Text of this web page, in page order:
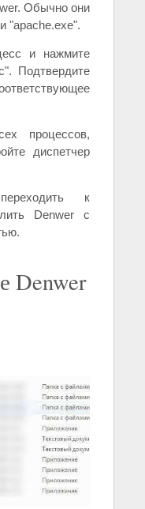
Обычно они
"apache.exe".
и нажмите
Подтвердите
процессов,
диспетчер
к
Denwer с
Denwer